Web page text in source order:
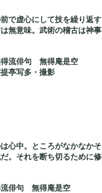
で虚心にして技を繰り返す
無意味。武術の稽古は神
俳句 無得庵是空
写多・撮影
心中。ところがなかなかそ
。それを断ち切るために
無得庵是空